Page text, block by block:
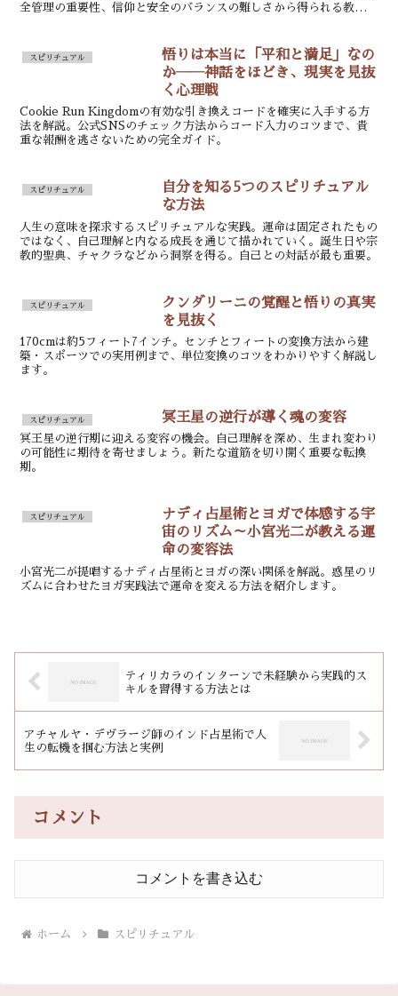
全管理の重要性、信仰と安全のバランスの難しさから得られる教訓を
スピリチュアル
悟りは本当に「平和と満足」なの
か――神話をほどき、現実を見抜
く心理戦
Cookie Run Kingdomの有効な引き換えコードを確実に入手する方
法を解説。公式SNSのチェック方法からコード入力のコツまで、貴
重な報酬を逃さないための完全ガイド。
スピリチュアル
自分を知る5つのスピリチュアル
な方法
人生の意味を探求するスピリチュアルな実践。運命は固定されたもの
ではなく、自己理解と内なる成長を通じて描かれていく。誕生日や宗
教的聖典、チャクラなどから洞察を得る。自己との対話が最も重要。
スピリチュアル
クンダリーニの覚醒と悟りの真実
を見抜く
170cmは約5フィート7インチ。センチとフィートの変換方法から建
築・スポーツでの実用例まで、単位変換のコツをわかりやすく解説し
ます。
スピリチュアル 冥王星の逆行が導く魂の変容
冥王星の逆行期に迎える変容の機会。自己理解を深め、生まれ変わり
の可能性に期待を寄せましょう。新たな道筋を切り開く重要な転換
期。
スピリチュアル
ナディ占星術とヨガで体感する宇
宙のリズム～小宮光二が教える運
命の変容法
小宮光二が提唱するナディ占星術とヨガの深い関係を解説。惑星のリ
ズムに合わせたヨガ実践法で運命を変える方法を紹介します。
ティリカラのインターンで未経験から実践的ス
キルを習得する方法とは
アチャルヤ・デヴラージ師のインド占星術で人
生の転機を掴む方法と実例
コメント
コメントを書き込む
ホーム スピリチュアル